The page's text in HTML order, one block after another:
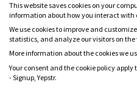
Ladda ned Yepstr
Ladda ned Yepstr
This website saves cookies on your
information about how you interact with
We use cookies to improve and
statistics, and analyze our visitors on
More information about the cookies we
Your consent and the cookie policy apply
- Signup, Yepstr.